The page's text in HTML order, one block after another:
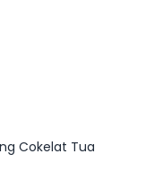
Cokelat Tua